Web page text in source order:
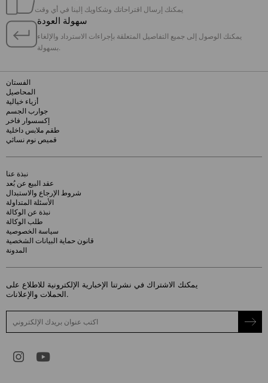
يمكنك إرسال اقتراحاتك وشكاويك إلينا في أي وقت
سهولة العودة
يمكنك الوصول إلى جميع التفاصيل المتعلقة بإجراءات الاسترداد والإلغاء
الفستان
المحاصيل
أزياء خيالية
جوارب الجسم
إكسسوار فاخر
طقم ملابس داخلية
قميص نوم نسائي
نبذة عنا
عقد البيع عن بُعد
شروط الإرجاع والاستبدال
الأسئلة المتداولة
نبذة عن الوكالة
طلب الوكالة
سياسة الخصوصية
قانون حماية البيانات الشخصية
المدونة
يمكنك الاشتراك في نشرتنا الإخبارية الإلكترونية للاطلاع على
الحملات والإعلانات.